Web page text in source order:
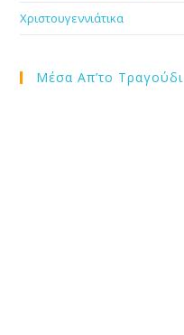
Χριστουγεννιάτικα
Μέσα Απ’το Τραγούδι